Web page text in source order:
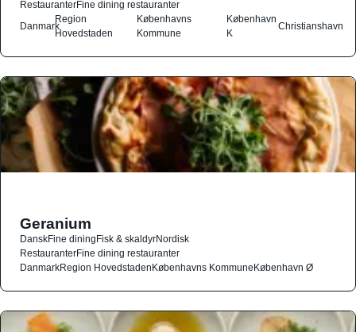
RestauranterFine dining restauranter
Danmark
Region
Hovedstaden
Københavns
Kommune
København
K
Christianshavn
Geranium
DanskFine diningFisk & skaldyrNordisk
RestauranterFine dining restauranter
DanmarkRegion HovedstadenKøbenhavns KommuneKøbenhavn Ø